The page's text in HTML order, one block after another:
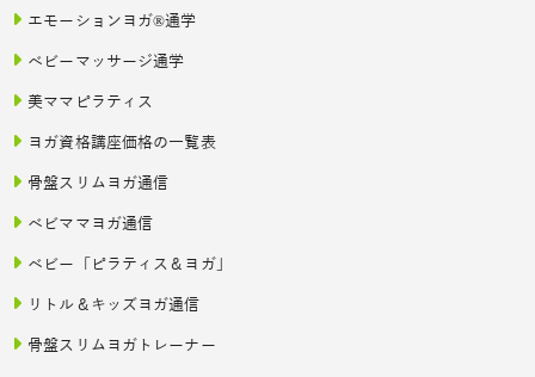
エモーションヨガ®通学
ベビーマッサージ通学
美ママピラティス
ヨガ資格講座価格の一覧表
骨盤スリムヨガ通信
ベビママヨガ通信
ベビー「ピラティス＆ヨガ」
リトル＆キッズヨガ通信
骨盤スリムヨガトレーナー